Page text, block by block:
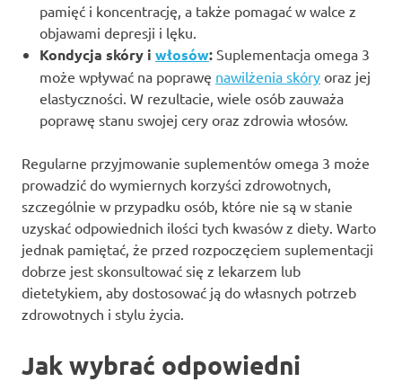
pamięć i koncentrację, a także pomagać w walce z
objawami depresji i lęku.
Kondycja skóry i włosów: Suplementacja omega 3
może wpływać na poprawę nawilżenia skóry oraz jej
elastyczności. W rezultacie, wiele osób zauważa
poprawę stanu swojej cery oraz zdrowia włosów.
Regularne przyjmowanie suplementów omega 3 może
prowadzić do wymiernych korzyści zdrowotnych,
szczególnie w przypadku osób, które nie są w stanie
uzyskać odpowiednich ilości tych kwasów z diety. Warto
jednak pamiętać, że przed rozpoczęciem suplementacji
dobrze jest skonsultować się z lekarzem lub
dietetykiem, aby dostosować ją do własnych potrzeb
zdrowotnych i stylu życia.
Jak wybrać odpowiedni